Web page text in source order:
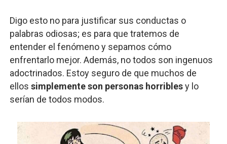
Digo esto no para justificar sus conductas o
palabras odiosas; es para que tratemos de
entender el fenómeno y sepamos cómo
enfrentarlo mejor. Además, no todos son ingenuos
adoctrinados. Estoy seguro de que muchos de
ellos simplemente son personas horriblesy lo
serían de todos modos.